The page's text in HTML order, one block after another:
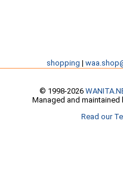
shopping |
© 1998-2026
Managed and maintained
Read our